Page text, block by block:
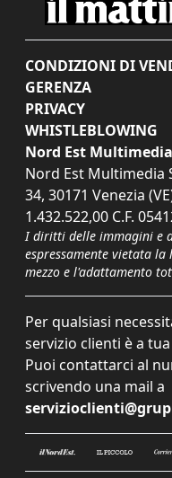
CONDIZIONI DI
GERENZA
PRIVACY
WHISTLEBLOWING
Nord Est
Nord Est Multimedia
34, 30171 Venezia
1.432.522,00 C.F.
I diritti delle immagini e
espressamente vietata
mezzo e l'adattamento
Per qualsiasi
servizio clienti è a
Puoi contattarci al
scrivendo una mail a